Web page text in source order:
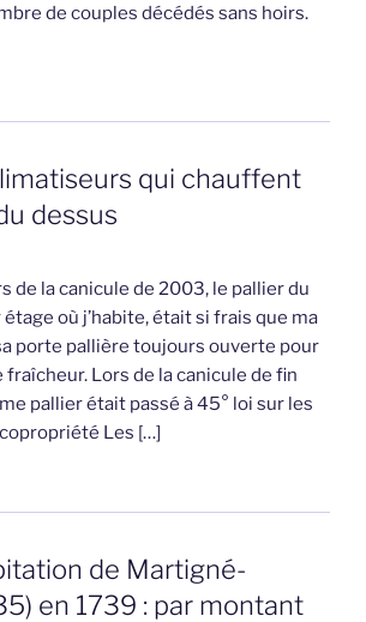
de couples décédés sans hoirs.
qui chauffent
dessus
de la canicule de 2003, le pallier du
où j’habite, était si frais que ma
porte pallière toujours ouverte pour
Lors de la canicule de fin
pallier était passé à 45° loi sur les
Les […]
de Martigné-
en 1739 : par montant